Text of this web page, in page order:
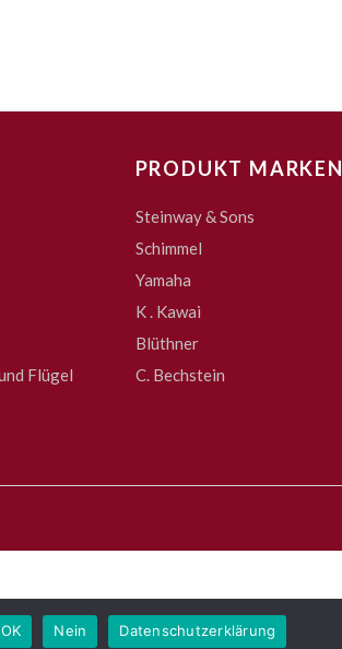
Flügel
PRODUKT MARKEN
Steinway & Sons
Schimmel
Yamaha
K . Kawai
Blüthner
C. Bechstein
OK Nein Datenschutzerklärung